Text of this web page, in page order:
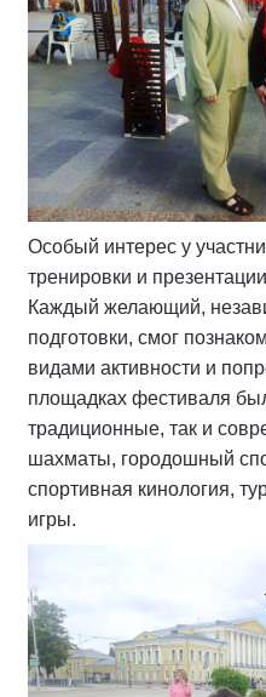
Особый интерес у
тренировки и
Каждый желающий,
подготовки, смог
видами активности и
площадках фестиваля
традиционные, так и
шахматы, городошный
спортивная кинология,
игры.